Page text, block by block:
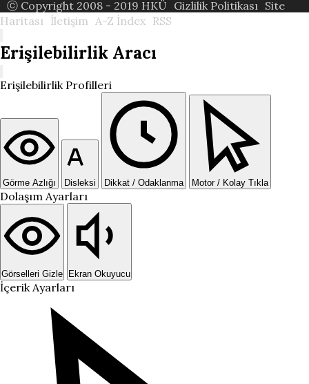
ⓒ Copyright 2008 - 2019 HKÜ Gizlilik Politikası Site
Haritası İletişim A-Z İndex RSS
Erişilebilirlik Aracı
Erişilebilirlik Profilleri
Görme Azlığı Disleksi Dikkat / Odaklanma Motor / Kolay Tıkla
Dolaşım Ayarları
Görselleri Gizle Ekran Okuyucu
İçerik Ayarları